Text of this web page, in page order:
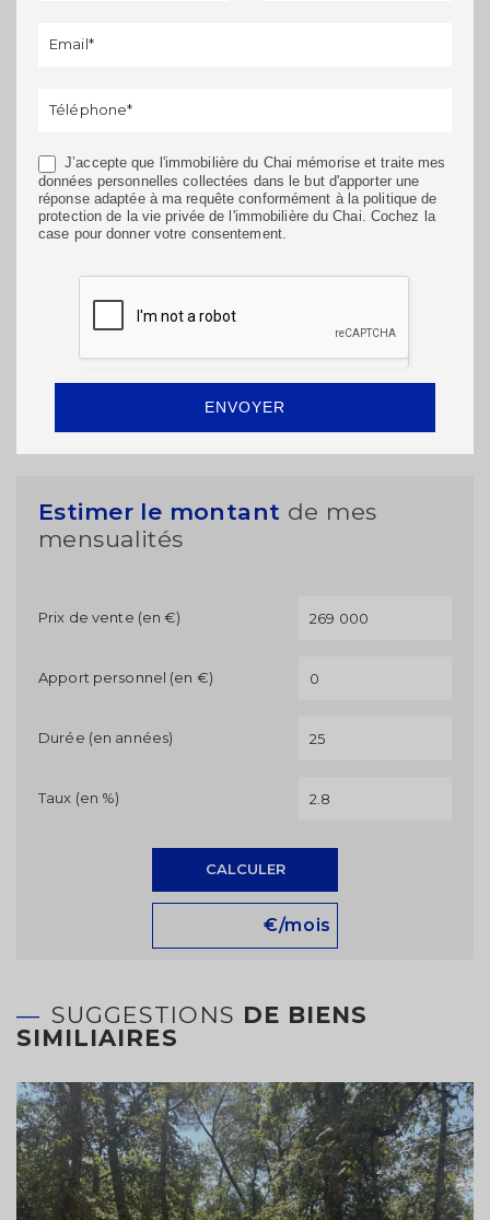
J’accepte que l'immobilière du Chai mémorise et traite mes
données personnelles collectées dans le but d'apporter une
réponse adaptée à ma requête conformément à la politique de
protection de la vie privée de l'immobilière du Chai. Cochez la
case pour donner votre consentement.
ENVOYER
champ.
Estimer le montant de mes
mensualités
Prix de vente (en €)
Apport personnel (en €)
Durée (en années)
Taux (en %)
CALCULER
€/mois
SUGGESTIONS DE BIENS
SIMILIAIRES